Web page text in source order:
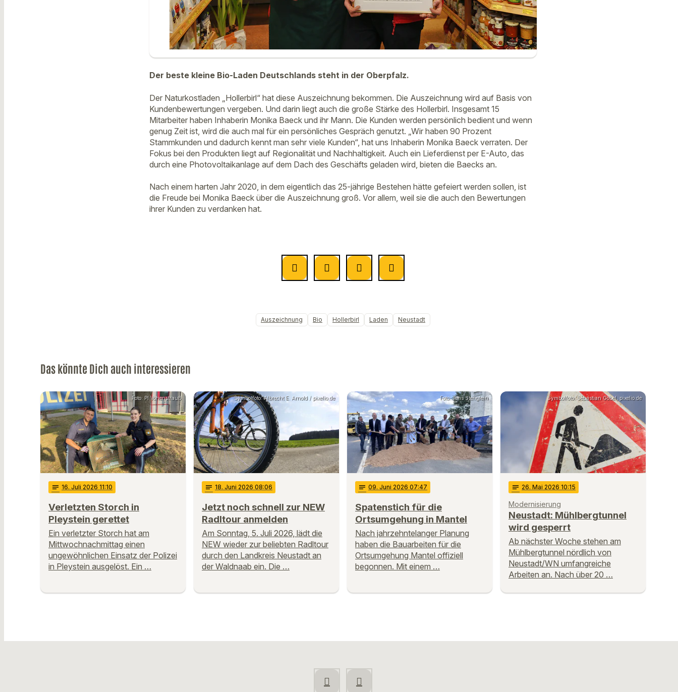
Der beste kleine Bio-Laden Deutschlands steht in der Oberpfalz.
Der Naturkostladen „Hollerbirl“ hat diese Auszeichnung bekommen. Die Auszeichnung wird auf Basis von
Kundenbewertungen vergeben. Und darin liegt auch die große Stärke des Hollerbirl. Insgesamt 15
Mitarbeiter haben Inhaberin Monika Baeck und ihr Mann. Die Kunden werden persönlich bedient und wenn
genug Zeit ist, wird die auch mal für ein persönliches Gespräch genutzt. „Wir haben 90 Prozent
Stammkunden und dadurch kennt man sehr viele Kunden“, hat uns Inhaberin Monika Baeck verraten. Der
Fokus bei den Produkten liegt auf Regionalität und Nachhaltigkeit. Auch ein Lieferdienst per E-Auto, das
durch eine Photovoltaikanlage auf dem Dach des Geschäfts geladen wird, bieten die Baecks an.
Nach einem harten Jahr 2020, in dem eigentlich das 25-jährige Bestehen hätte gefeiert werden sollen, ist
die Freude bei Monika Baeck über die Auszeichnung groß. Vor allem, weil sie die auch den Bewertungen
ihrer Kunden zu verdanken hat.
Auszeichnung Bio Hollerbirl Laden Neustadt
Das könnte Dich auch interessieren
Foto: PI Vohenstrauß
notes 16. Juli 2026 11:10
Verletzten Storch in
Pleystein gerettet
Ein verletzter Storch hat am
Mittwochnachmittag einen
ungewöhnlichen Einsatz der Polizei
in Pleystein ausgelöst. Ein …
Symbolfoto: Albrecht E. Arnold / pixelio.de
notes 18. Juni 2026 08:06
Jetzt noch schnell zur NEW
Radltour anmelden
Am Sonntag, 5. Juli 2026, lädt die
NEW wieder zur beliebten Radltour
durch den Landkreis Neustadt an
der Waldnaab ein. Die …
Foto: Jens Stenglein
notes 09. Juni 2026 07:47
Spatenstich für die
Ortsumgehung in Mantel
Nach jahrzehntelanger Planung
haben die Bauarbeiten für die
Ortsumgehung Mantel offiziell
begonnen. Mit einem …
Symbolfoto: Sebastian Göbel, pixelio.de
notes 26. Mai 2026 10:15
Modernisierung
Neustadt: Mühlbergtunnel
wird gesperrt
Ab nächster Woche stehen am
Mühlbergtunnel nördlich von
Neustadt/WN umfangreiche
Arbeiten an. Nach über 20 …